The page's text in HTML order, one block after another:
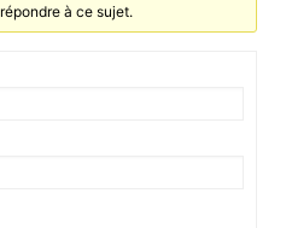
à ce sujet.